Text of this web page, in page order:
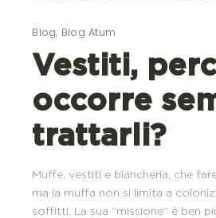
Blog, Blog Atum
Vestiti,
occorre
trattarli?
Muffe, vestiti e biancheria, che
ma la muffa non si limita a
soffitti. La sua “missione” è ben